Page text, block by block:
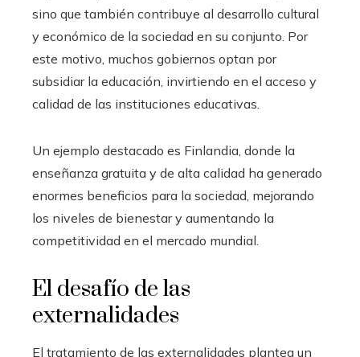
sino que también contribuye al desarrollo cultural
y económico de la sociedad en su conjunto. Por
este motivo, muchos gobiernos optan por
subsidiar la educación, invirtiendo en el acceso y
calidad de las instituciones educativas.
Un ejemplo destacado es Finlandia, donde la
enseñanza gratuita y de alta calidad ha generado
enormes beneficios para la sociedad, mejorando
los niveles de bienestar y aumentando la
competitividad en el mercado mundial.
El desafío de las
externalidades
El tratamiento de las externalidades plantea un